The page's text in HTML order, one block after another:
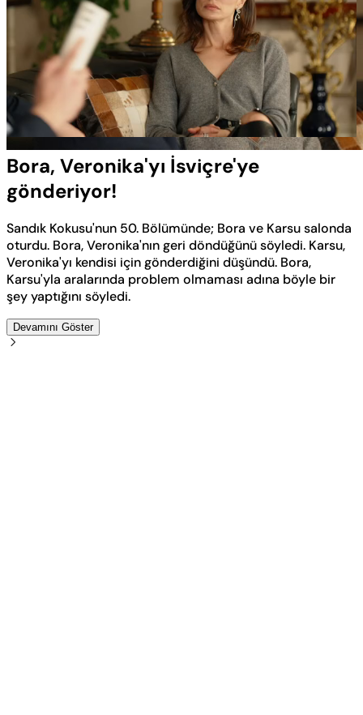
Sesi
Aç
Yüklendi:
100.00%
Oynatma
Hızı
Bora, Veronika'yı İsviçre'ye
gönderiyor!
Sandık Kokusu'nun 50. Bölümünde; Bora ve Karsu salonda
oturdu. Bora, Veronika'nın geri döndüğünü söyledi. Karsu,
Veronika'yı kendisi için gönderdiğini düşündü. Bora,
Karsu'yla aralarında problem olmaması adına böyle bir
şey yaptığını söyledi.
Devamını Göster